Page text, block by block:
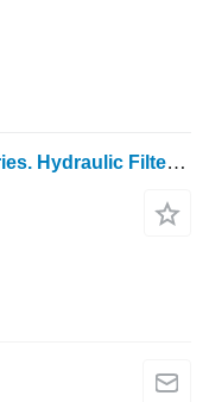
New Holland Ford, 7840, 40.,ts Series. Hydraulic Filter Housing F1NNA999BA ratinio traktoriaus